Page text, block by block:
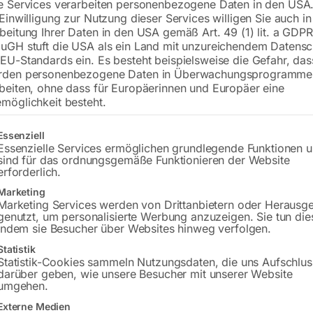
€318,00
inkl. MwSt. zzgl.Versandkosten
Lieferzeit:ca. 5 - 10 Werktage
Versandkosten Standard (Österreich):
Sie haben
Gerne
Anfrageformular
Services verarbeiten personenbezogene Daten in den
zur Nutzung dieser Services willigen Sie auch
Ihrer Daten in den USA gemäß Art. 49 (1) lit. a
stuft die USA als ein Land mit unzureichendem
Standards ein. Es besteht beispielsweise die Gefahr,
personenbezogene Daten in
ohne dass für Europäerinnen und Europäer eine
besteht.
eine Liste der Service-Gruppen, für die eine Einwilligung erteilt
Services ermöglichen grundlegende Funktionen
für das ordnungsgemäße Funktionieren der Website
Services werden von Drittanbietern oder
um personalisierte Werbung anzuzeigen. Sie tun
sie Besucher über Websites hinweg verfolgen.
Cookies sammeln Nutzungsdaten, die uns
geben, wie unsere Besucher mit unserer Website
Medien